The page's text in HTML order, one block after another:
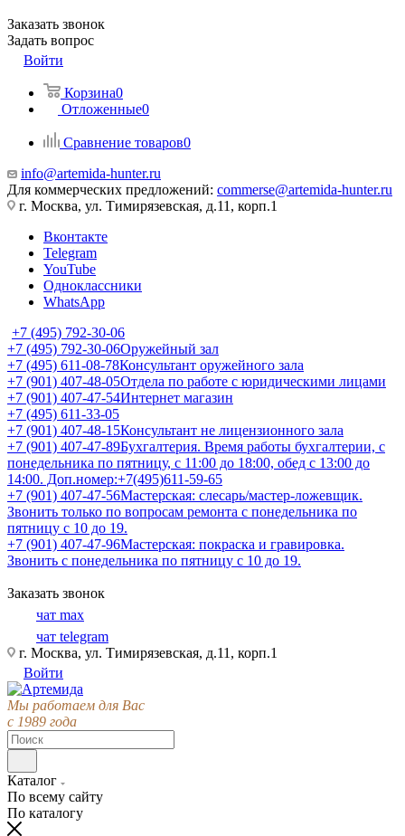
Заказать звонок
Задать вопрос
Войти
Корзина0
Отложенные0
Сравнение товаров0
info@artemida-hunter.ru
Для коммерческих предложений: commerse@artemida-hunter.ru
г. Москва, ул. Тимирязевская, д.11, корп.1
Вконтакте
Telegram
YouTube
Одноклассники
WhatsApp
+7 (495) 792-30-06
+7 (495) 792-30-06Оружейный зал
+7 (495) 611-08-78Консультант оружейного зала
+7 (901) 407-48-05Отдела по работе с юридическими лицами
+7 (901) 407-47-54Интернет магазин
+7 (495) 611-33-05
+7 (901) 407-48-15Консультант не лицензионного зала
+7 (901) 407-47-89Бухгалтерия. Время работы бухгалтерии, с
понедельника по пятницу, с 11:00 до 18:00, обед с 13:00 до
14:00. Доп.номер:+7(495)611-59-65
+7 (901) 407-47-56Мастерская: слесарь/мастер-ложевщик.
Звонить только по вопросам ремонта с понедельника по
пятницу с 10 до 19.
+7 (901) 407-47-96Мастерская: покраска и гравировка.
Звонить с понедельника по пятницу с 10 до 19.
Заказать звонок
чат max
чат telegram
г. Москва, ул. Тимирязевская, д.11, корп.1
Войти
Мы работаем для Вас
с 1989 года
Каталог
По всему сайту
По каталогу